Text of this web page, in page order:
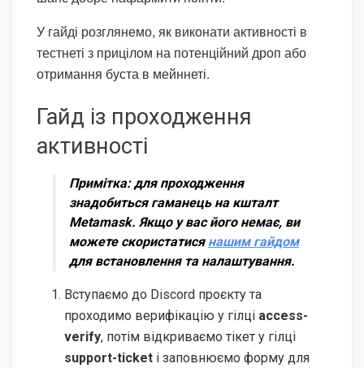
У гайді розглянемо, як виконати активності в
тестнеті з прицілом на потенційний дроп або
отримання буста в мейннеті.
Гайд із проходження
активності
Примітка: для проходження
знадобиться гаманець на кшталт
Metamask. Якщо у вас його немає, ви
можете скористатися нашим гайдом
для встановлення та налаштування.
Вступаємо до Discord проєкту та
проходимо верифікацію у гілці access-
verify, потім відкриваємо тікет у гілці
support-ticket і заповнюємо форму для